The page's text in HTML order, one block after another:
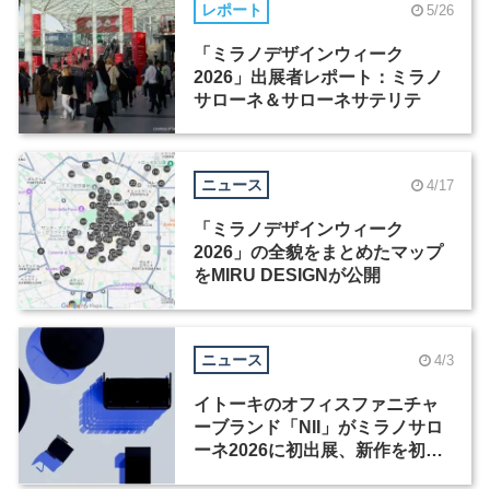
レポート 5/26
「ミラノデザインウィーク
2026」出展者レポート：ミラノ
サローネ＆サローネサテリテ
ニュース 4/17
「ミラノデザインウィーク
2026」の全貌をまとめたマップ
をMIRU DESIGNが公開
ニュース 4/3
イトーキのオフィスファニチャ
ーブランド「NII」がミラノサロ
ーネ2026に初出展、新作を初披